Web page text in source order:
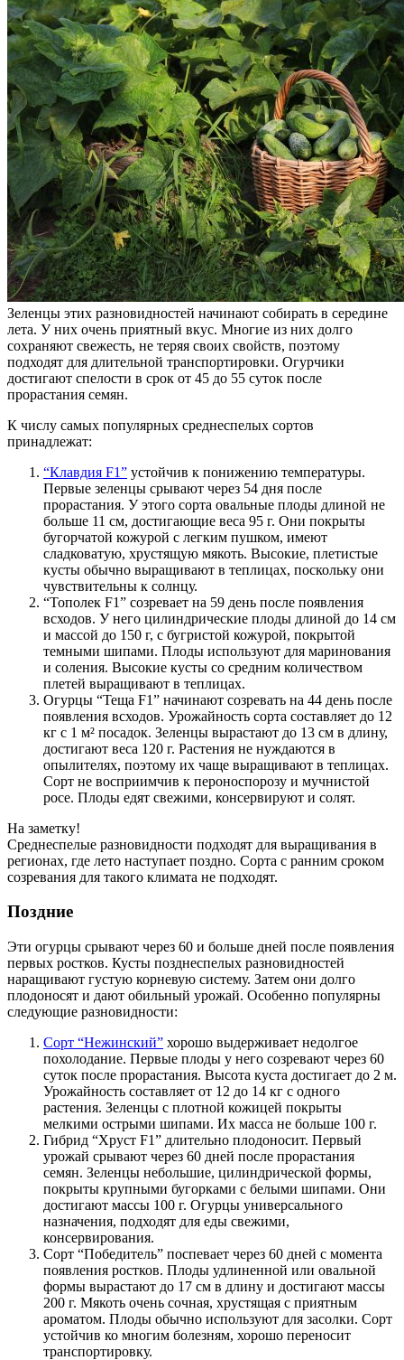
Зеленцы этих разновидностей начинают собирать в середине
лета. У них очень приятный вкус. Многие из них долго
сохраняют свежесть, не теряя своих свойств, поэтому
подходят для длительной транспортировки. Огурчики
достигают спелости в срок от 45 до 55 суток после
прорастания семян.
К числу самых популярных среднеспелых сортов
принадлежат:
“Клавдия F1” устойчив к понижению температуры.
Первые зеленцы срывают через 54 дня после
прорастания. У этого сорта овальные плоды длиной не
больше 11 см, достигающие веса 95 г. Они покрыты
бугорчатой кожурой с легким пушком, имеют
сладковатую, хрустящую мякоть. Высокие, плетистые
кусты обычно выращивают в теплицах, поскольку они
чувствительны к солнцу.
“Тополек F1” созревает на 59 день после появления
всходов. У него цилиндрические плоды длиной до 14 см
и массой до 150 г, с бугристой кожурой, покрытой
темными шипами. Плоды используют для маринования
и соления. Высокие кусты со средним количеством
плетей выращивают в теплицах.
Огурцы “Теща F1” начинают созревать на 44 день после
появления всходов. Урожайность сорта составляет до 12
кг с 1 м² посадок. Зеленцы вырастают до 13 см в длину,
достигают веса 120 г. Растения не нуждаются в
опылителях, поэтому их чаще выращивают в теплицах.
Сорт не восприимчив к пероноспорозу и мучнистой
росе. Плоды едят свежими, консервируют и солят.
На заметку!
Среднеспелые разновидности подходят для выращивания в
регионах, где лето наступает поздно. Сорта с ранним сроком
созревания для такого климата не подходят.
Поздние
Эти огурцы срывают через 60 и больше дней после появления
первых ростков. Кусты позднеспелых разновидностей
наращивают густую корневую систему. Затем они долго
плодоносят и дают обильный урожай. Особенно популярны
следующие разновидности:
Сорт “Нежинский” хорошо выдерживает недолгое
похолодание. Первые плоды у него созревают через 60
суток после прорастания. Высота куста достигает до 2 м.
Урожайность составляет от 12 до 14 кг с одного
растения. Зеленцы с плотной кожицей покрыты
мелкими острыми шипами. Их масса не больше 100 г.
Гибрид “Хруст F1” длительно плодоносит. Первый
урожай срывают через 60 дней после прорастания
семян. Зеленцы небольшие, цилиндрической формы,
покрыты крупными бугорками с белыми шипами. Они
достигают массы 100 г. Огурцы универсального
назначения, подходят для еды свежими,
консервирования.
Сорт “Победитель” поспевает через 60 дней с момента
появления ростков. Плоды удлиненной или овальной
формы вырастают до 17 см в длину и достигают массы
200 г. Мякоть очень сочная, хрустящая с приятным
ароматом. Плоды обычно используют для засолки. Сорт
устойчив ко многим болезням, хорошо переносит
транспортировку.